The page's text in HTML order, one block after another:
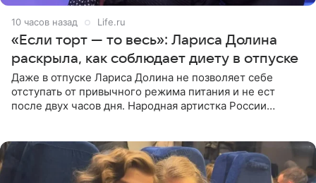
10 часов назад Life.ru
«Если торт — то весь»: Лариса Долина
раскрыла, как соблюдает диету в отпуске
Даже в отпуске Лариса Долина не позволяет себе
отступать от привычного режима питания и не ест
после двух часов дня. Народная артистка России